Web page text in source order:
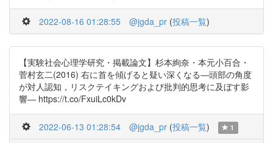
2022-08-16 01:28:55 @jgda_pr (投稿一覧)
【実験社会心理学研究・掲載論文】杉本絢奈・本元小百合・
菅村玄二(2016) 右に首を傾げると疑い深くなる―頭部の角度
が対人認知，リスクテイキングおよび批判的思考に及ぼす影
響― https://t.co/FxuiLc0kDv
2022-06-13 01:28:54 @jgda_pr (投稿一覧) 1